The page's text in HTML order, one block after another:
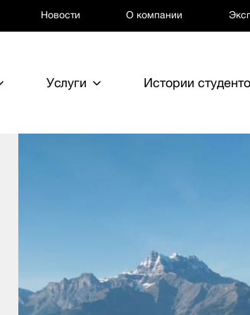
Новости О компании
Услуги Истории